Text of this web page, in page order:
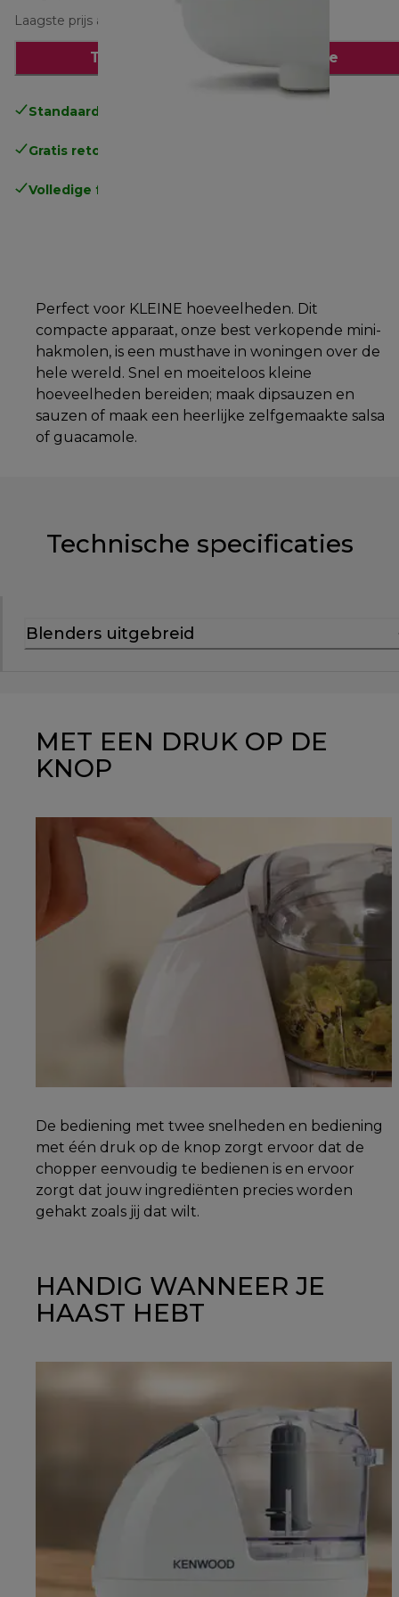
Laagste prijs afgelopen 30 dagen
Toevoegen aan winkelwagentje
Standaard gratis verzending
Gratis retourneren
Volledige fabrieksgarantie
Perfect voor KLEINE hoeveelheden. Dit
compacte apparaat, onze best verkopende mini-
hakmolen, is een musthave in woningen over de
hele wereld. Snel en moeiteloos kleine
hoeveelheden bereiden; maak dipsauzen en
sauzen of maak een heerlijke zelfgemaakte salsa
of guacamole.
Technische specificaties
Blenders uitgebreid
MET EEN DRUK OP DE
KNOP
De bediening met twee snelheden en bediening
met één druk op de knop zorgt ervoor dat de
chopper eenvoudig te bedienen is en ervoor
zorgt dat jouw ingrediënten precies worden
gehakt zoals jij dat wilt.
HANDIG WANNEER JE
HAAST HEBT